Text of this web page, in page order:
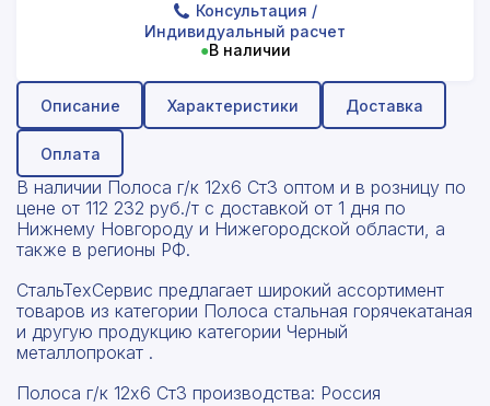
Консультация /
Индивидуальный расчет
●В наличии
Описание Характеристики Доставка
Оплата
В наличии Полоса г/к 12х6 Ст3 оптом и в розницу по
цене от 112 232 руб./т с доставкой от 1 дня по
Нижнему Новгороду и Нижегородской области, а
также в регионы РФ.
СтальТехСервис предлагает широкий ассортимент
товаров из категории Полоса стальная горячекатаная
и другую продукцию категории Черный
металлопрокат .
Полоса г/к 12х6 Ст3 производства: Россия